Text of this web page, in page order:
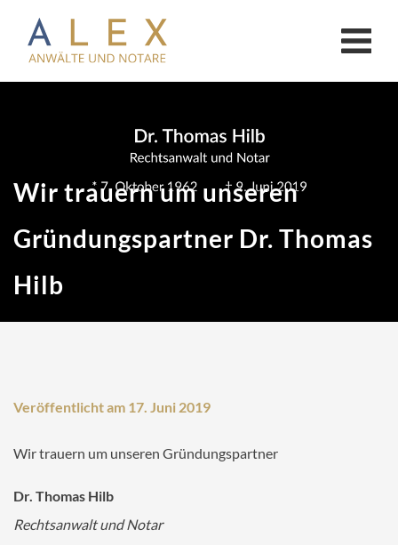
Wir trauern um unseren
Gründungspartner Dr. Thomas
Hilb
Veröffentlicht am 17. Juni 2019
Wir trauern um unseren Gründungspartner
Dr. Thomas Hilb
Rechtsanwalt und Notar
Notar Bad Camberg
AKTUELLES
ONLINE-CHECKLISTEN
Online-Checklisten Anwälte
MANDANT
Online-Checklisten Anwälte
Online-Checklisten Notare
ALEX WebAkte